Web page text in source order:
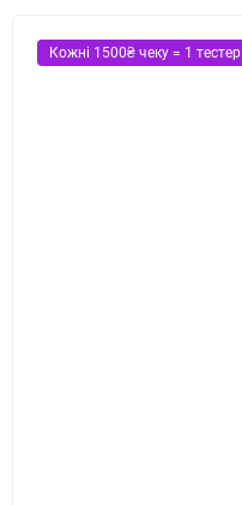
Кожні 1500₴ чеку = 1 тестер